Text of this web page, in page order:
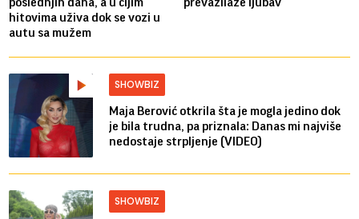
hitovima uživa dok se vozi u
autu sa mužem
SHOWBIZ
Maja Berović otkrila šta je mogla jedino dok
je bila trudna, pa priznala: Danas mi najviše
nedostaje strpljenje (VIDEO)
SHOWBIZ